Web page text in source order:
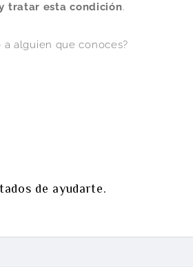
tratar esta condición.
a alguien que conoces?
de ayudarte.